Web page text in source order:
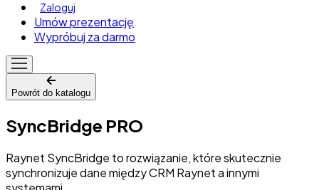
Zaloguj
Umów prezentację
Wypróbuj za darmo
Powrót do katalogu
SyncBridge PRO
Raynet SyncBridge to rozwiązanie, które skutecznie
synchronizuje dane między CRM Raynet a innymi